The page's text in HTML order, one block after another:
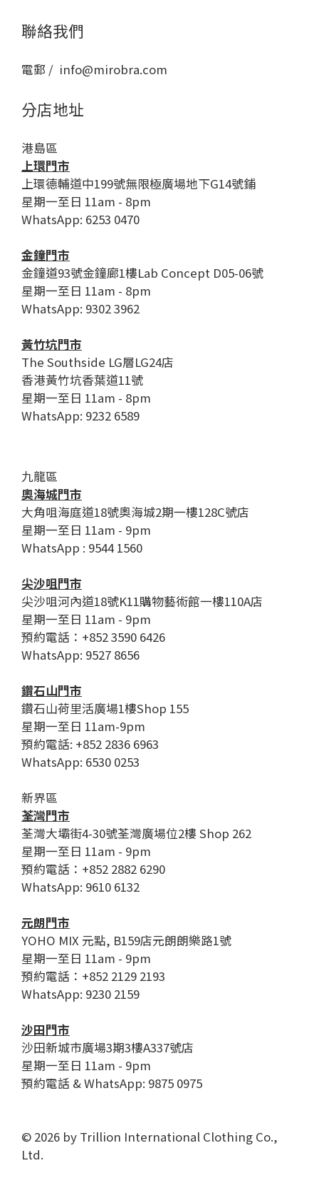
聯絡我們
電郵 / info@mirobra.com
分店地址
港島區
上環門市
上環德輔道中199號無限極廣場地下G14號鋪
星期一至日 11am - 8pm
WhatsApp: 6253 0470
金鐘門市
金鐘道93號金鐘廊1樓Lab Concept D05-06號
星期一至日 11am - 8pm
WhatsApp: 9302 3962
黃竹坑門市
The Southside LG層LG24店
香港黃竹坑香葉道11號
星期一至日 11am - 8pm
WhatsApp: 9232 6589
九龍區
奧海城門市
大角咀海庭道18號奧海城2期一樓128C號店
星期一至日 11am - 9pm
WhatsApp : 9544 1560
尖沙咀門市
尖沙咀河內道18號K11購物藝術館一樓110A店
星期一至日 11am - 9pm
預約電話：+852 3590 6426
WhatsApp: 9527 8656
鑽石山門市
鑽石山荷里活廣場1樓Shop 155
星期一至日 11am-9pm
預約電話: +852 2836 6963
WhatsApp: 6530 0253
新界區
荃灣門市
荃灣大壩街4-30號荃灣廣場位2樓 Shop 262
星期一至日 11am - 9pm
預約電話：+852 2882 6290
WhatsApp: 9610 6132
元朗門市
YOHO MIX 元點, B159店元朗朗樂路1號
星期一至日 11am - 9pm
預約電話：+852 2129 2193
WhatsApp: 9230 2159
沙田門市
沙田新城市廣場3期3樓A337號店
星期一至日 11am - 9pm
預約電話 & WhatsApp: 9875 0975
© 2026 by Trillion International Clothing Co.,
Ltd.